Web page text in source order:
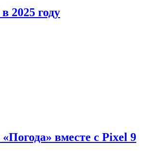
2025 году
вместе с Pixel 9